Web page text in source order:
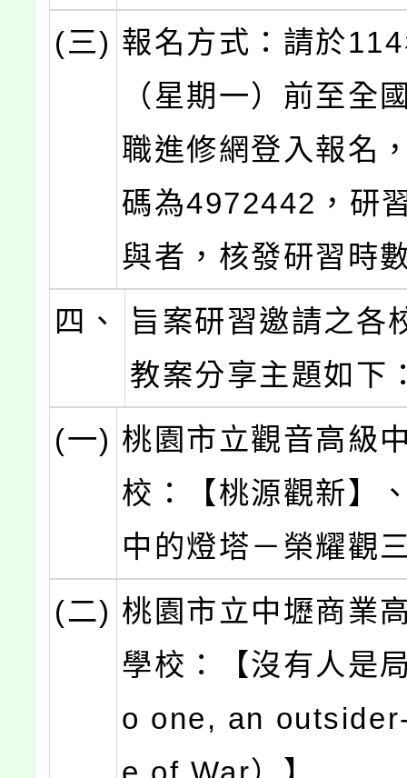
(三) 報名方式：請於
（星期一）前至全
職進修網登入報名
碼為4972442，研
與者，核發研習時
四、
旨案研習邀請之各
教案分享主題如下
(一) 桃園市立觀音高級
校：【桃源觀新】
中的燈塔－榮耀觀
(二) 桃園市立中壢商業
學校：【沒有人是
o one, an